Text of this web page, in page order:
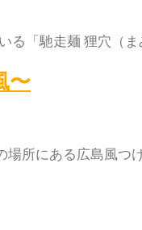
る「馳走麺 狸穴（
〜
場所にある広島風